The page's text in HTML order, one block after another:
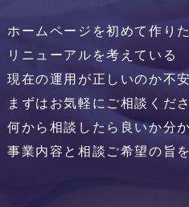
ホームページを初めて作り
リニューアルを考えている
現在の運用が正しいのか不
まずはお気軽にご相談くださ
何から相談したら良いか分
事業内容と相談ご希望の旨